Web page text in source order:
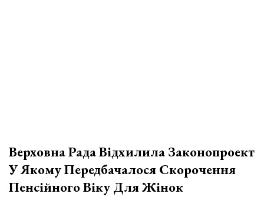
Верховна Рада Відхилила Законопроект
У Якому Передбачалося Скорочення
Пенсійного Віку Для Жінок